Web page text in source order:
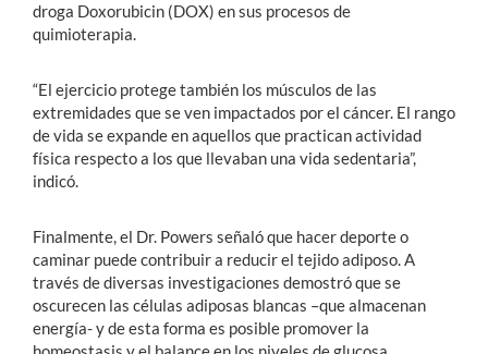
droga Doxorubicin (DOX) en sus procesos de
quimioterapia.
“El ejercicio protege también los músculos de las
extremidades que se ven impactados por el cáncer. El rango
de vida se expande en aquellos que practican actividad
física respecto a los que llevaban una vida sedentaria”,
indicó.
Finalmente, el Dr. Powers señaló que hacer deporte o
caminar puede contribuir a reducir el tejido adiposo. A
través de diversas investigaciones demostró que se
oscurecen las células adiposas blancas –que almacenan
energía- y de esta forma es posible promover la